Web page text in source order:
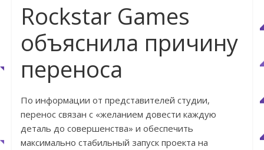
Rockstar Games
объяснила причину
переноса
По информации от представителей студии,
перенос связан с «желанием довести каждую
деталь до совершенства» и обеспечить
максимально стабильный запуск проекта на